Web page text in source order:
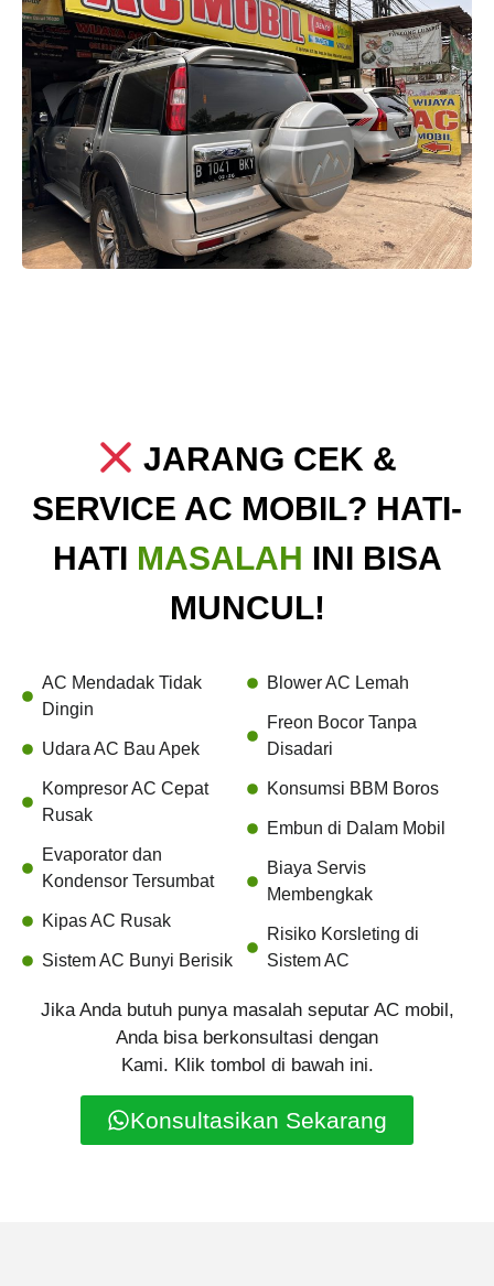
JARANG CEK &
SERVICE AC MOBIL? HATI-
HATI MASALAH INI BISA
MUNCUL!
AC Mendadak Tidak
Dingin
Udara AC Bau Apek
Kompresor AC Cepat
Rusak
Evaporator dan
Kondensor Tersumbat
Kipas AC Rusak
Sistem AC Bunyi Berisik
Blower AC Lemah
Freon Bocor Tanpa
Disadari
Konsumsi BBM Boros
Embun di Dalam Mobil
Biaya Servis
Membengkak
Risiko Korsleting di
Sistem AC
Jika Anda butuh punya masalah seputar AC mobil,
Anda bisa berkonsultasi dengan
Kami. Klik tombol di bawah ini.
Konsultasikan Sekarang